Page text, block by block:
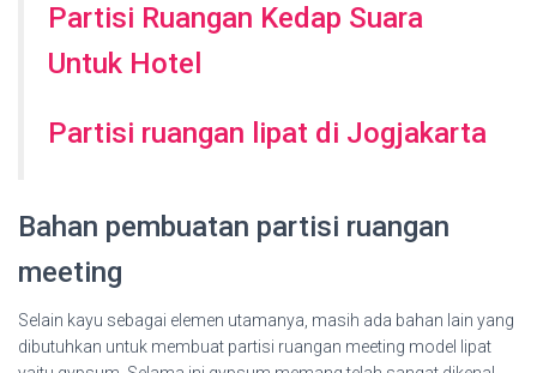
Partisi Ruangan Kedap Suara
Untuk Hotel
Partisi ruangan lipat di Jogjakarta
Bahan pembuatan partisi ruangan
meeting
Selain kayu sebagai elemen utamanya, masih ada bahan lain yang
dibutuhkan untuk membuat partisi ruangan meeting model lipat